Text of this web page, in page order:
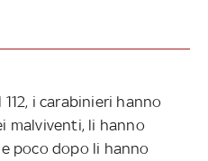
i carabinieri hanno
malviventi, li hanno
poco dopo li hanno